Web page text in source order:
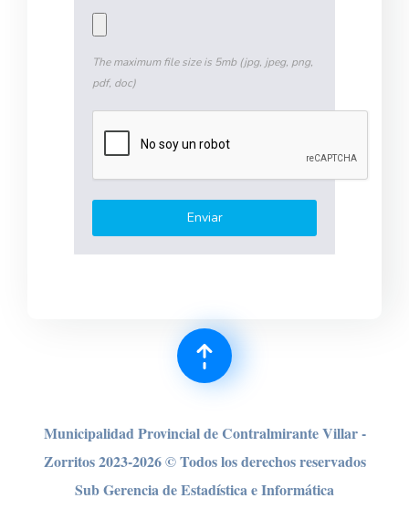
The maximum file size is 5mb (jpg, jpeg, png,
pdf, doc)
Municipalidad Provincial de Contralmirante Villar -
Zorritos 2023-2026 © Todos los derechos reservados
Sub Gerencia de Estadística e Informática